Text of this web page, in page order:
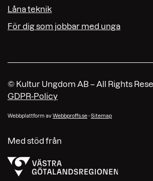
Låna teknik
För dig som jobbar med unga
© Kultur Ungdom AB – All Rights
GDPR-Policy
Webbplattform avWebbproffs.se-Sitemap
Med stöd från